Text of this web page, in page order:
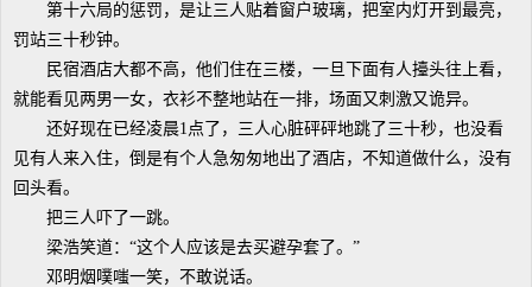
第十六局的惩罚，是让三人贴着窗户玻璃，把室内灯开到最亮，
罚站三十秒钟。
民宿酒店大都不高，他们住在三楼，一旦下面有人擡头往上看，
就能看见两男一女，衣衫不整地站在一排，场面又刺激又诡异。
还好现在已经凌晨1点了，三人心脏砰砰地跳了三十秒，也没看
见有人来入住，倒是有个人急匆匆地出了酒店，不知道做什么，没有
回头看。
把三人吓了一跳。
梁浩笑道：“这个人应该是去买避孕套了。”
邓明烟噗嗤一笑，不敢说话。